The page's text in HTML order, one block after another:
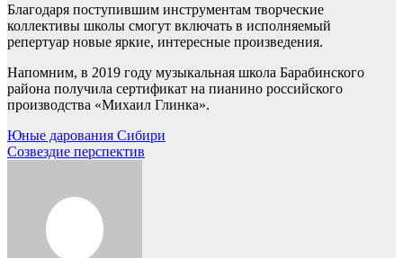
Благодаря поступившим инструментам творческие
коллективы школы смогут включать в исполняемый
репертуар новые яркие, интересные произведения.
Напомним, в 2019 году музыкальная школа Барабинского
района получила сертификат на пианино российского
производства «Михаил Глинка».
Навигация
по
Юные дарования Сибири
Созвездие перспектив